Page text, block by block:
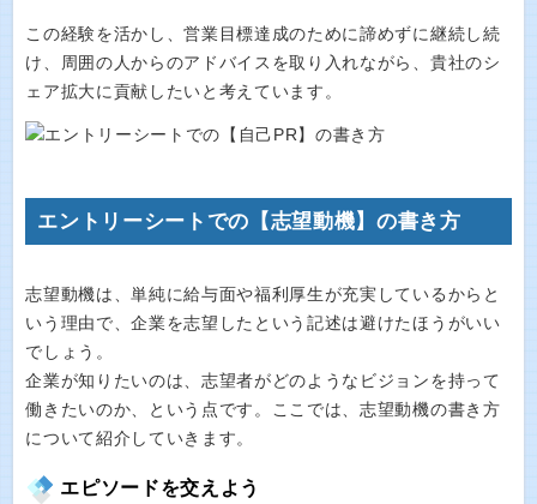
この経験を活かし、営業目標達成のために諦めずに継続し続
け、周囲の人からのアドバイスを取り入れながら、貴社のシ
ェア拡大に貢献したいと考えています。
エントリーシートでの【志望動機】の書き方
志望動機は、単純に給与面や福利厚生が充実しているからと
いう理由で、企業を志望したという記述は避けたほうがいい
でしょう。
企業が知りたいのは、志望者がどのようなビジョンを持って
働きたいのか、という点です。ここでは、志望動機の書き方
について紹介していきます。
エピソードを交えよう